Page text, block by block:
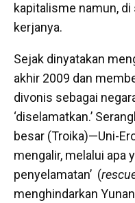
kapitalisme namun,
kerjanya.
Sejak dinyatakan
akhir 2009 dan
divonis sebagai
‘diselamatkan.’
besar (Troika)—Uni-
mengalir, melalui apa
penyelamatan’ (
menghindarkan